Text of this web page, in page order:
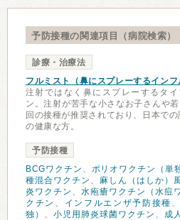
予防接種の関連項目（病院検索）
診療・治療法
フルミスト（鼻にスプレーするインフ
注射ではなく鼻にスプレーするタ
ン。注射が苦手な小さなお子さんや
回の接種が推奨されており、日本で
の健康な方。
予防接種
BCGワクチン 、 ポリオワクチン（単
種混合ワクチン 、 麻しん（はしか）
炎ワクチン 、 水疱瘡ワクチン（水痘
クチン 、 インフルエンザ予防接種 、
独） 、 小児用肺炎球菌ワクチン 、 成